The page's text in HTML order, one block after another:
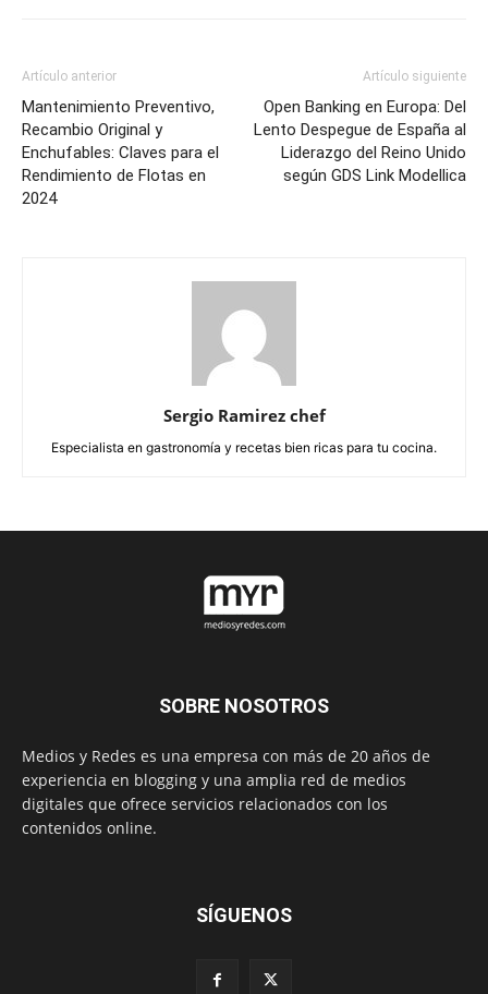
Artículo anterior
Mantenimiento Preventivo,
Recambio Original y
Enchufables: Claves para el
Rendimiento de Flotas en
2024
Artículo siguiente
Open Banking en Europa: Del
Lento Despegue de España al
Liderazgo del Reino Unido
según GDS Link Modellica
Sergio Ramirez chef
Especialista en gastronomía y recetas bien ricas para tu cocina.
SOBRE NOSOTROS
Medios y Redes es una empresa con más de 20 años de
experiencia en blogging y una amplia red de medios
digitales que ofrece servicios relacionados con los
contenidos online.
SÍGUENOS